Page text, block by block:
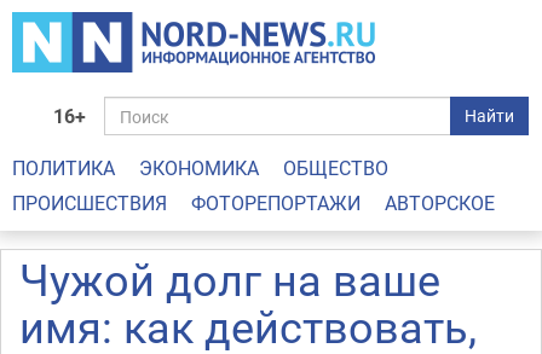
16+ Найти
ПОЛИТИКА ЭКОНОМИКА
ОБЩЕСТВО
ПРОИСШЕСТВИЯ
ФОТОРЕПОРТАЖИ АВТОРСКОЕ
Чужой долг на ваше
имя: как действовать,